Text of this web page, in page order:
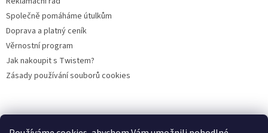
Společně pomáháme útulkům
Doprava a platný ceník
Věrnostní program
Jak nakoupit s Twistem?
Zásady používání souborů cookies